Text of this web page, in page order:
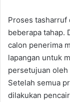
Proses tasharruf
beberapa tahap.
calon penerima
lapangan untuk
persetujuan oleh
Setelah semua
dilakukan